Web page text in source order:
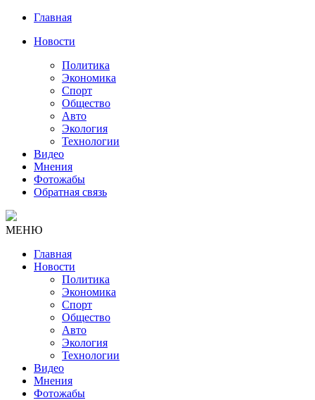
Главная
Новости
Политика
Экономика
Спорт
Общество
Авто
Экология
Технологии
Видео
Мнения
Фотожабы
Обратная связь
МЕНЮ
Главная
Новости
Политика
Экономика
Спорт
Общество
Авто
Экология
Технологии
Видео
Мнения
Фотожабы